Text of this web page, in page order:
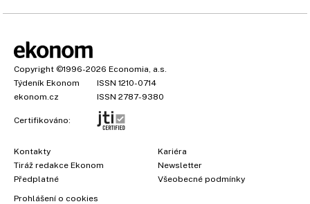
Copyright ©1996-2026 Economia, a.s.
Týdeník Ekonom
ISSN 1210-0714
ekonom.cz
ISSN 2787-9380
Certifikováno:
Kontakty
Tiráž redakce Ekonom
Předplatné
Kariéra
Newsletter
Všeobecné podmínky
Prohlášení o cookies